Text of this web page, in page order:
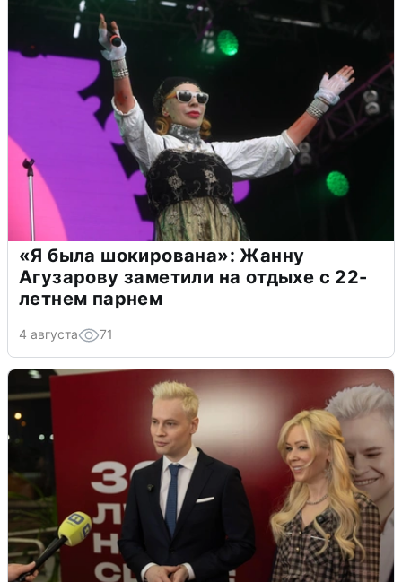
«Я была шокирована»: Жанну
Агузарову заметили на отдыхе с 22-
летнем парнем
4 августа 71